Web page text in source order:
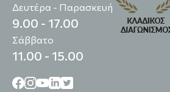
Δευτέρα - Παρασκευή
9.00 - 17.00
Σάββατο
11.00 - 15.00